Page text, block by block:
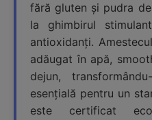
fără gluten și pudra
la ghimbirul
antioxidanți.
adăugat în apă,
dejun,
esențială pentru un
este certificat